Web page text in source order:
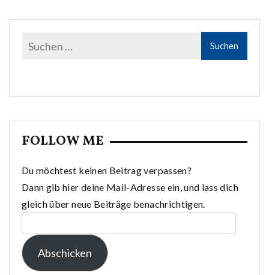
FOLLOW ME
Du möchtest keinen Beitrag verpassen?
Dann gib hier deine Mail-Adresse ein, und lass dich
gleich über neue Beiträge benachrichtigen.
Mail-
Adresse:
Abschicken